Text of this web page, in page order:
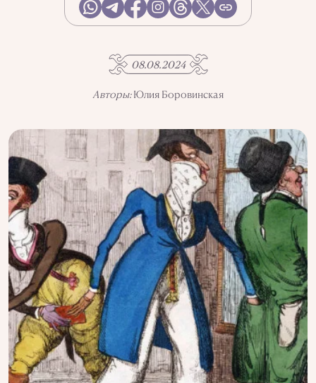
АҚПАРАТТЫ ПАЙДАЛАНУ
QALAM-ДАҒЫ ЖАРНАМА
БІЗДІҢ АВТОРЛАР
08.08.2024
Авторы:Юлия Боровинская